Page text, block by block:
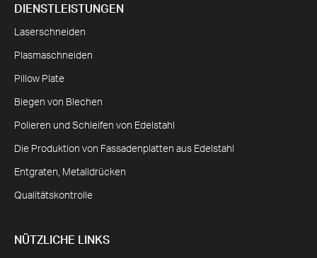
DIENSTLEISTUNGEN
Laserschneiden
Plasmaschneiden
Pillow Plate
Biegen von Blechen
Polieren und Schleifen von Edelstahl
Die Produktion von Fassadenplatten aus Edelstahl
Entgraten, Metalldrücken
Qualitätskontrolle
NÜTZLICHE LINKS